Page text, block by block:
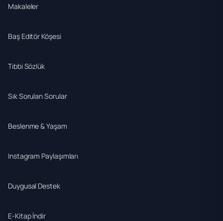
Makaleler
Baş Editör Köşesi
Tıbbi Sözlük
Sık Sorulan Sorular
Beslenme & Yaşam
Instagram Paylaşımları
Duygusal Destek
E-Kitap İndir